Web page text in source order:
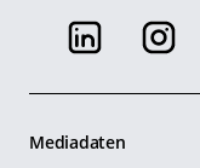
Mediadaten